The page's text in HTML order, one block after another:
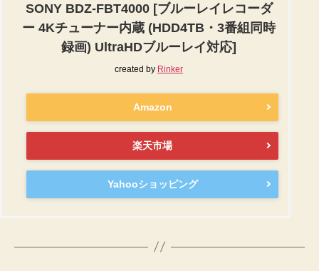
SONY BDZ-FBT4000 [ブルーレイレコーダ
ー 4Kチューナー内蔵 (HDD4TB・3番組同時
録画) UltraHDブルーレイ対応]
created by Rinker
Amazon
楽天市場
Yahooショッピング